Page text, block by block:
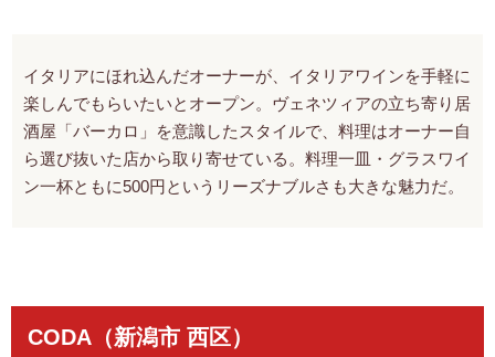
イタリアにほれ込んだオーナーが、イタリアワインを手軽に
楽しんでもらいたいとオープン。ヴェネツィアの立ち寄り居
酒屋「バーカロ」を意識したスタイルで、料理はオーナー自
ら選び抜いた店から取り寄せている。料理一皿・グラスワイ
ン一杯ともに500円というリーズナブルさも大きな魅力だ。
CODA（新潟市 西区）